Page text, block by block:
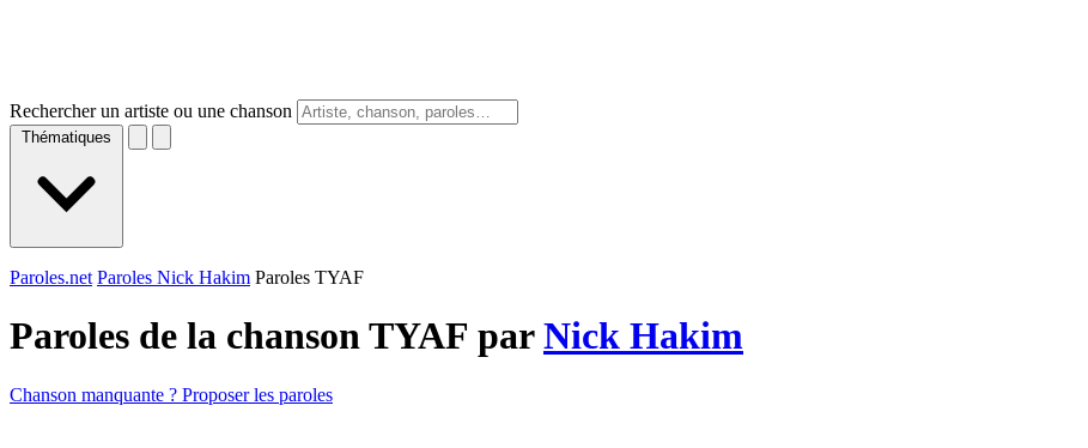
Rechercher un artiste ou une chanson
Thématiques
Paroles.net Paroles Nick Hakim Paroles TYAF
Paroles de la chanson TYAF parNick Hakim
Chanson manquante ? Proposer les paroles